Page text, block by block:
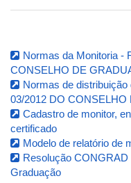
Normas da Monitoria -
CONSELHO DE
Normas de
03/2012 DO
Cadastro de monitor,
certificado
Modelo de relatório de
Resolução
Graduação